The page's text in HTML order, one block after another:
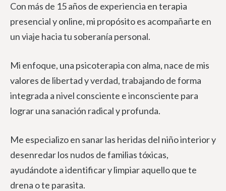
Con más de 15 años de experiencia en terapia
presencial y online, mi propósito es acompañarte en
un viaje hacia tu soberanía personal.
Mi enfoque, una psicoterapia con alma, nace de mis
valores de libertad y verdad, trabajando de forma
integrada a nivel consciente e inconsciente para
lograr una sanación radical y profunda.
Me especializo en sanar las heridas del niño interior y
desenredar los nudos de familias tóxicas,
ayudándote a identificar y limpiar aquello que te
drena o te parasita.